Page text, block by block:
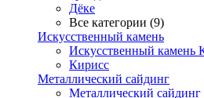
Дёке
Все категории (9)
Искусственный камень
Искусственный камень
Кирисс
Металлический сайдинг
Металлический